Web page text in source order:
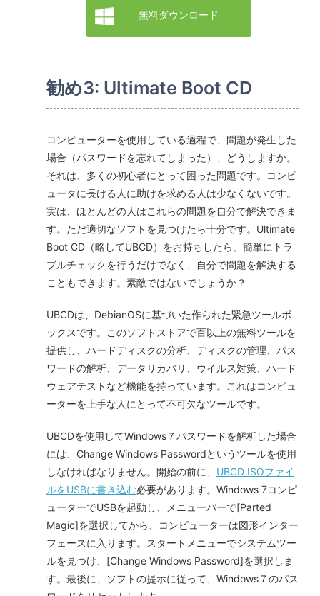
無料ダウンロード
勧め3: Ultimate Boot CD
コンピューターを使用している過程で、問題が発生した
場合（パスワードを忘れてしまった）、どうしますか。
それは、多くの初心者にとって困った問題です。コンピ
ュータに長ける人に助けを求める人は少なくないです。
実は、ほとんどの人はこれらの問題を自分で解決できま
す。ただ適切なソフトを見つけたら十分です。Ultimate
Boot CD（略してUBCD）をお持ちしたら、簡単にトラ
ブルチェックを行うだけでなく、自分で問題を解決する
こともできます。素敵ではないでしょうか？
UBCDは、DebianOSに基づいた作られた緊急ツールボ
ックスです。このソフトストアで百以上の無料ツールを
提供し、ハードディスクの分析、ディスクの管理、パス
ワードの解析、データリカバリ、ウイルス対策、ハード
ウェアテストなど機能を持っています。これはコンピュ
ーターを上手な人にとって不可欠なツールです。
UBCDを使用してWindows７パスワードを解析した場合
には、Change Windows Passwordというツールを使用
しなければなりません。開始の前に、 UBCD ISOファイ
ルをUSBに書き込む必要があります。Windows 7コンピ
ューターでUSBを起動し、メニューバーで[Parted
Magic]を選択してから、コンピューターは図形インター
フェースに入ります。スタートメニューでシステムツー
ルを見つけ、[Change Windows Password]を選択しま
す。最後に、ソフトの提示に従って、Windows７のパス